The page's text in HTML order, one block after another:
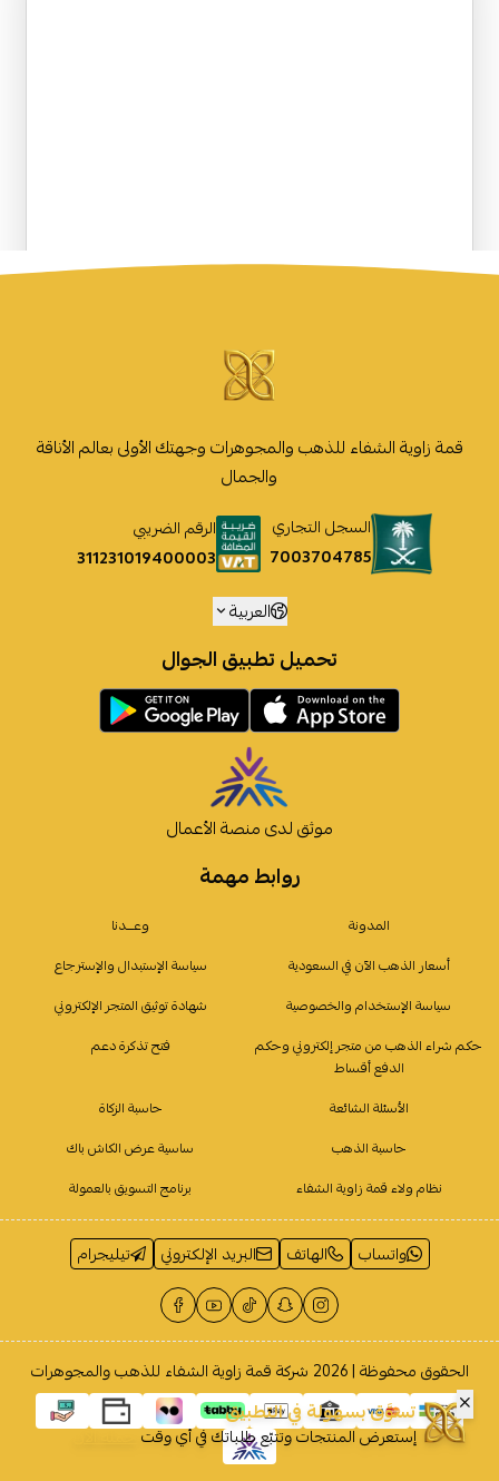
روابط مهمة
المدونة
وعـــدنا
أسعار الذهب الآن في السعودية
سياسة الإستبدال والإسترجاع
سياسة الإستخدام والخصوصية
شهادة توثيق المتجر الإلكتروني
حكم شراء الذهب من متجر إلكتروني وحكم
الدفع أقساط
فتح تذكرة دعم
الأسئلة الشائعة
حاسبة الزكاة
حاسبة الذهب
ساسية عرض الكاش باك
نظام ولاء قمة زاوية الشفاء
برنامج التسويق بالعمولة
قمة زاوية الشفاء للذهب والمجوهرات وجهتك الأولى بعالم الأناقة
والجمال
السجل التجاري
7003704785
الرقم الضريبي
311231019400003
العربية
تحميل تطبيق الجوال
موثق لدى منصة الأعمال
واتساب الهاتف البريد الإلكتروني تيليجرام
الحقوق محفوظة | 2026 شركة قمة زاوية الشفاء للذهب والمجوهرات
تسوَّق بسهولة في التطبيق
إستعرض المنتجات وتتبّع طلباتك في أي وقتحمله الآن